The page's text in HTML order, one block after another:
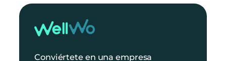
Conviértete en una empresa